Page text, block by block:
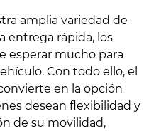
amplia variedad de
entrega rápida, los
esperar mucho para
Con todo ello, el
en la opción
desean flexibilidad y
de su movilidad,